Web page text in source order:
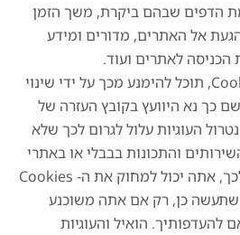
הדפים שבהם ביקרת, משך הזמן
אל האתרים, מדורים ומידע
לאתרים ועוד.
אם אינך רוצה לקבל Cookies, תוכל להימנע מכך על ידי שינוי
כך נא היוועץ בקובץ העזרה של
העוגיות עלול לגרום לכך שלא
והתכונות בבבלי או באתרי
אינטרנט אחרים. בנוסף לכך, אתה יכול למחוק את ה- Cookies
כן, רק אם אתה משוכנע
להעדפותיך. הואיל והעוגיות